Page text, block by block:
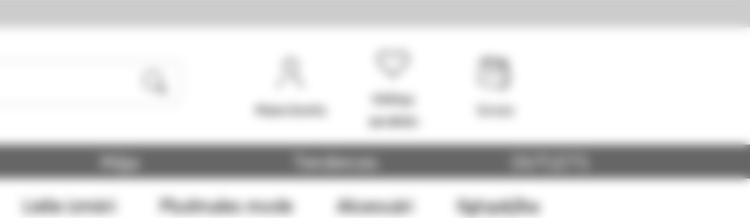
Mans konts
Vēlmju
saraksts
Lielie izmēri Pludmales mode Aksesuāri Ilgtspējība
Māja Tendences